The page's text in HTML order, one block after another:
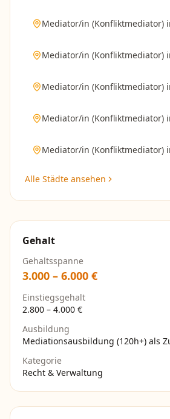
Mediator/in (Konfliktmediator)
Mediator/in (Konfliktmediator)
Mediator/in (Konfliktmediator)
Mediator/in (Konfliktmediator)
Mediator/in (Konfliktmediator)
Alle Städte ansehen
Gehalt
Gehaltsspanne
3.000 – 6.000 €
Einstiegsgehalt
2.800 – 4.000 €
Ausbildung
Mediationsausbildung (120h+) als
Kategorie
Recht & Verwaltung